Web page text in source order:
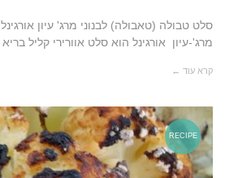
סלט טבולה (טאבולה) לבנוני מרג' עיון
מרג'-עיון אורגינל הוא סלט אוורירי קליל
קרא עוד ←
RECIPE